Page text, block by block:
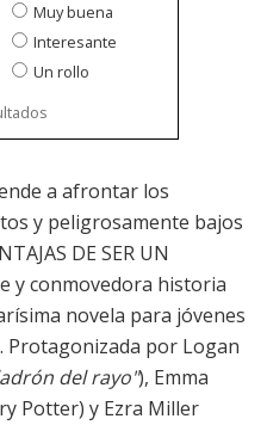
Muy buena
Interesante
Un rollo
a afrontar los
y peligrosamente bajos
DE SER UN
y conmovedora historia
novela para jóvenes
Protagonizada por Logan
del rayo"), Emma
Potter) y Ezra Miller